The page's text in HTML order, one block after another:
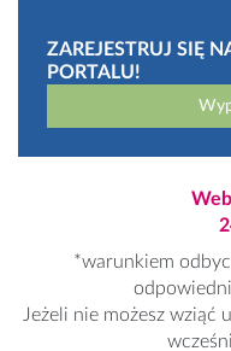
ZAREJESTRUJ SIĘ
PORTALU!
*warunkiem
Jeżeli nie możesz wziąć